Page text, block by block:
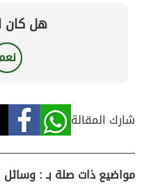
هل كان
شارك المقالة
مواضيع ذات صلة بـ : وسائل